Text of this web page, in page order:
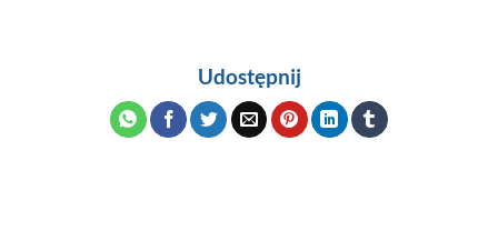
Udostępnij